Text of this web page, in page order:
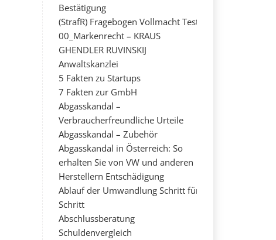
Bestätigung
(StrafR) Fragebogen Vollmacht Test
00_Markenrecht – KRAUS
GHENDLER RUVINSKIJ
Anwaltskanzlei
5 Fakten zu Startups
7 Fakten zur GmbH
Abgasskandal –
Verbraucherfreundliche Urteile
Abgasskandal – Zubehör
Abgasskandal in Österreich: So
erhalten Sie von VW und anderen
Herstellern Entschädigung
Ablauf der Umwandlung Schritt für
Schritt
Abschlussberatung
Schuldenvergleich